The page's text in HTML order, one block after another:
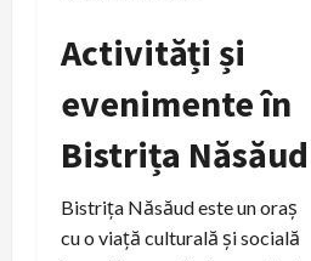
Activități și
evenimente în
Bistrița Năsăud
Bistrița Năsăud este un oraș
cu o viață culturală și socială